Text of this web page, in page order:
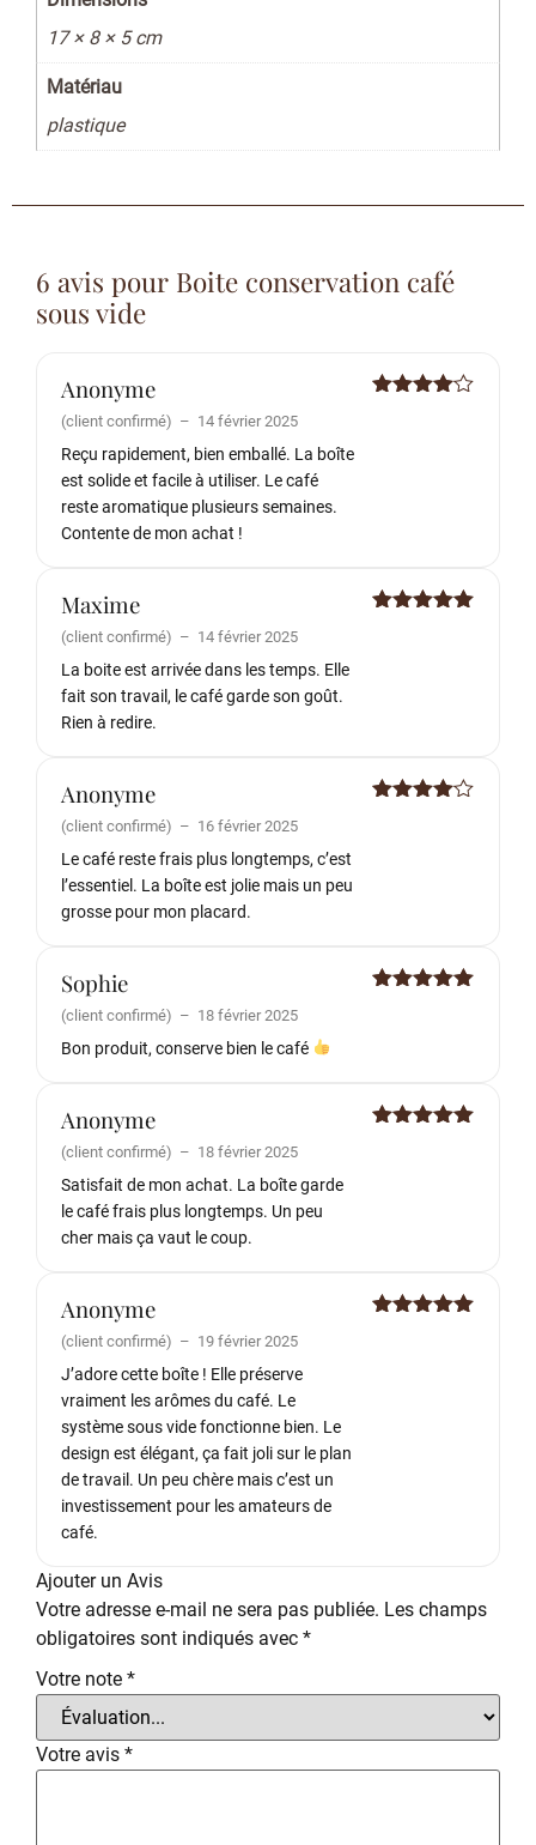
17 × 8 × 5 cm
Matériau
plastique
6 avis pour Boite conservation café
sous vide
Anonyme
(client confirmé) – 14 février 2025
Reçu rapidement, bien emballé. La boîte
est solide et facile à utiliser. Le café
reste aromatique plusieurs semaines.
Contente de mon achat !
Maxime
(client confirmé) – 14 février 2025
La boite est arrivée dans les temps. Elle
fait son travail, le café garde son goût.
Rien à redire.
Anonyme
(client confirmé) – 16 février 2025
Le café reste frais plus longtemps, c’est
l’essentiel. La boîte est jolie mais un peu
grosse pour mon placard.
Sophie
(client confirmé) – 18 février 2025
Bon produit, conserve bien le café
Anonyme
(client confirmé) – 18 février 2025
Satisfait de mon achat. La boîte garde
le café frais plus longtemps. Un peu
cher mais ça vaut le coup.
Anonyme
(client confirmé) – 19 février 2025
J’adore cette boîte ! Elle préserve
vraiment les arômes du café. Le
système sous vide fonctionne bien. Le
design est élégant, ça fait joli sur le plan
de travail. Un peu chère mais c’est un
investissement pour les amateurs de
café.
Ajouter un Avis
Votre adresse e-mail ne sera pas publiée. Les champs
obligatoires sont indiqués avec *
Votre note *
Votre avis *